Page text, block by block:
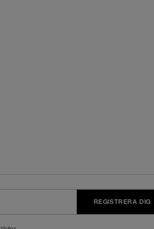
REGISTRERA DIG